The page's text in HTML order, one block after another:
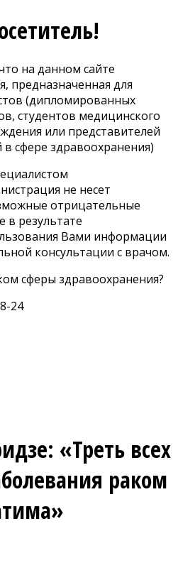
на данном сайте
предназначенная для
(дипломированных
студентов медицинского
или представителей
сфере здравоохранения)
не несет
отрицательные
в результате
Вами информации
консультации с врачом.
сферы здравоохранения?
24
«Треть всех
раком